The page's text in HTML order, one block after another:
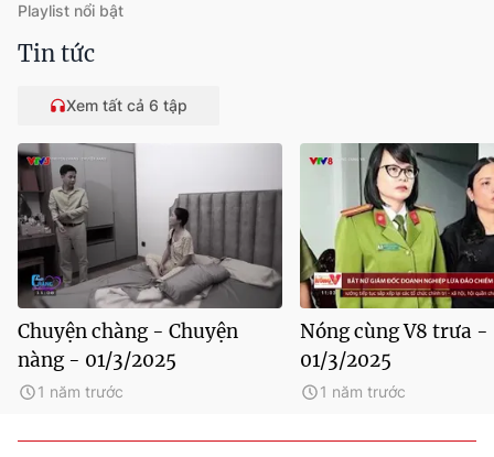
Playlist nổi bật
Tin tức
Xem tất cả 6 tập
Chuyện chàng - Chuyện
nàng - 01/3/2025
1 năm trước
Nóng cùng V8 trưa -
01/3/2025
1 năm trước